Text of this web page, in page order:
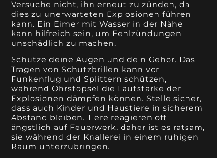
Versuche nicht, ihn erneut zu zünden, da
dies zu unerwarteten Explosionen führen
kann. Ein Eimer mit Wasser in der Nähe
kann hilfreich sein, um Fehlzündungen
unschädlich zu machen.
Schütze deine Augen und dein Gehör. Das
Tragen von Schutzbrillen kann vor
Funkenflug und Splittern schützen,
während Ohrstöpsel die Lautstärke der
Explosionen dämpfen können. Stelle sicher,
dass auch Kinder und Haustiere in sicherem
Abstand bleiben. Tiere reagieren oft
ängstlich auf Feuerwerk, daher ist es ratsam,
sie während der Knallerei in einem ruhigen
Raum unterzubringen.